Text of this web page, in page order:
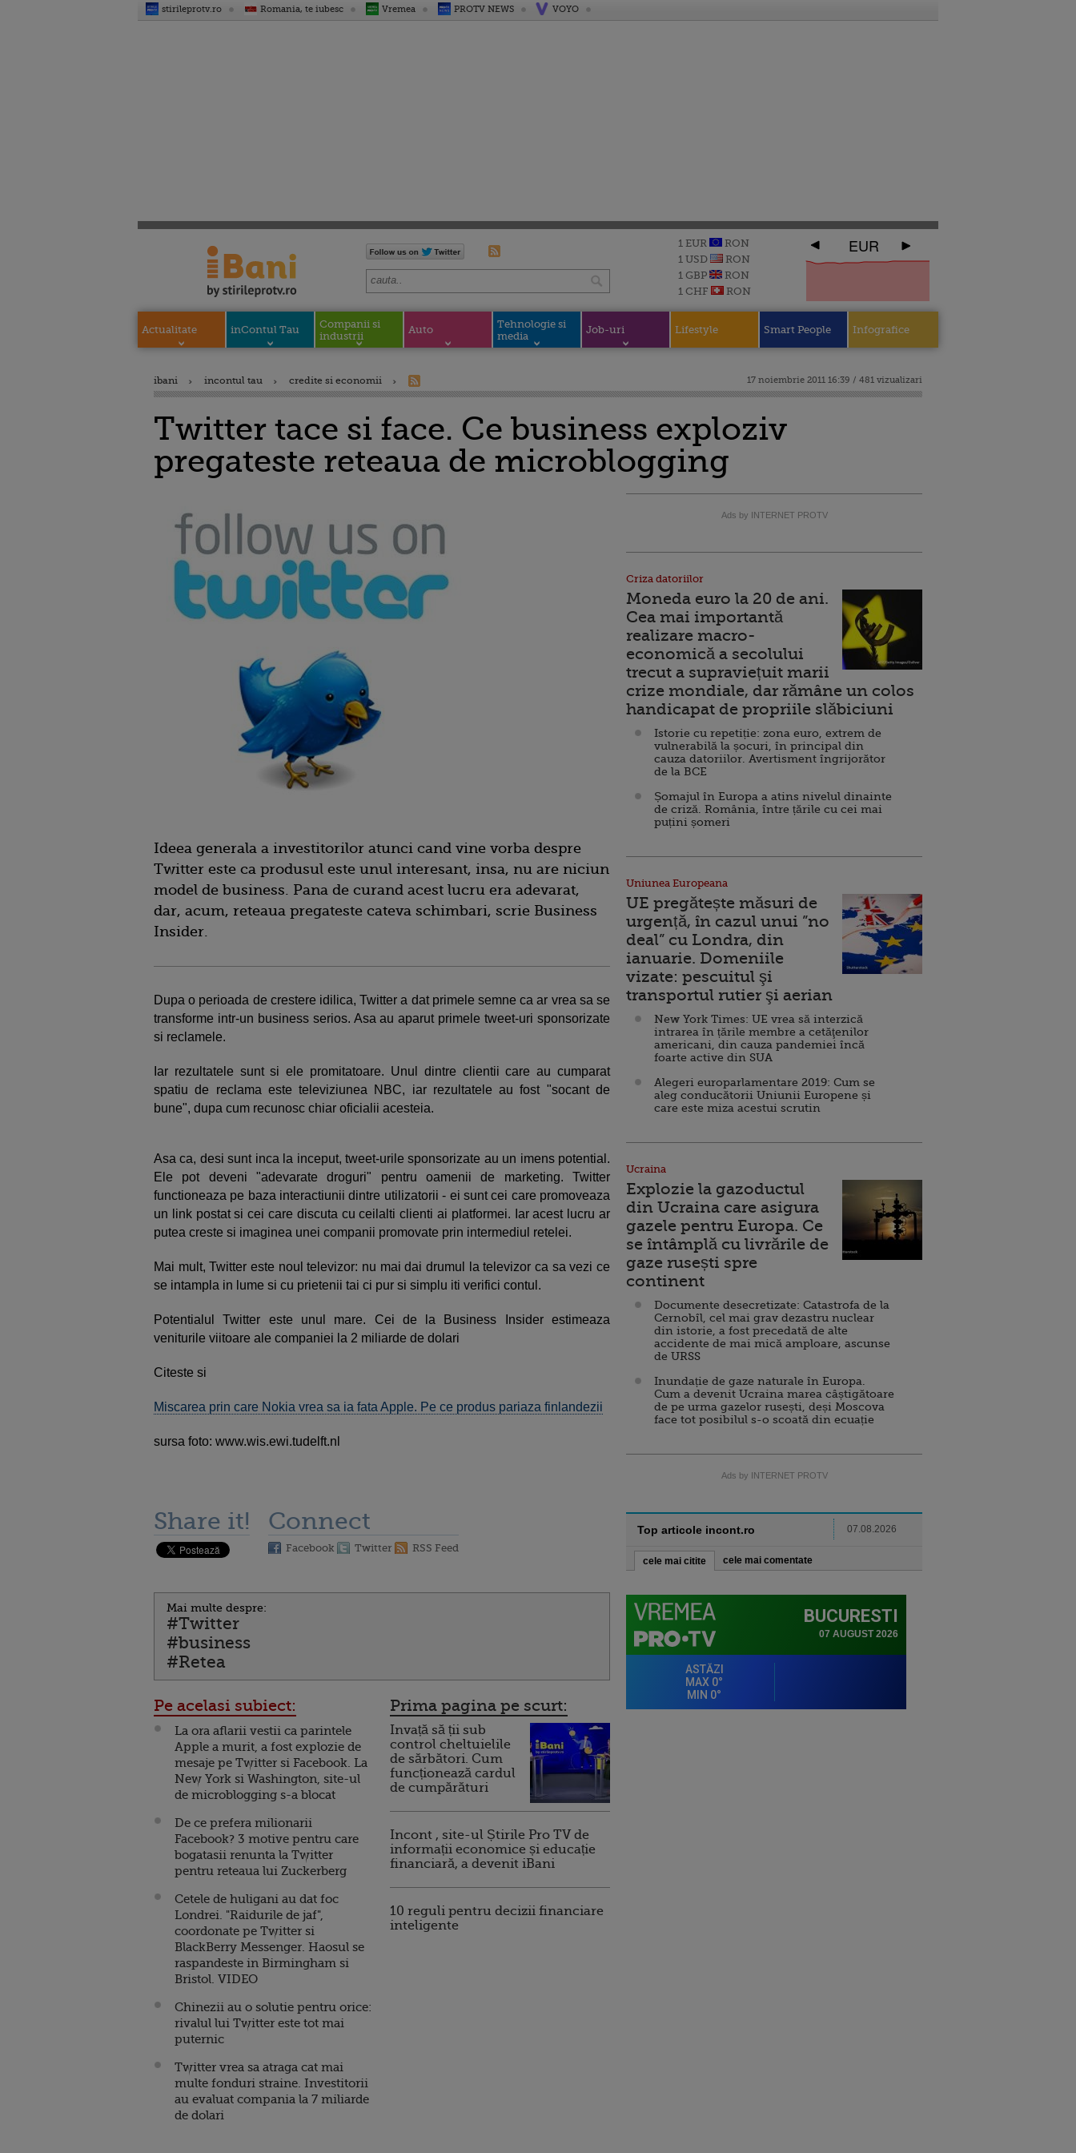
stirileprotv.ro Romania, te iubesc Vremea PROTV NEWS VOYO
1 EUR
RON
1 USD
RON
1 GBP
RON
1 CHF
RON
EUR
Actualitate inContul Tau
Companii si
industrii
Auto
Tehnologie si
media
Job-uri Lifestyle Smart People Infografice
ibani incontul tau credite si economii 17 noiembrie 2011 16:39 / 481 vizualizari
Twitter tace si face. Ce business exploziv
pregateste reteaua de microblogging
Ideea generala a investitorilor atunci cand vine vorba despre
Twitter este ca produsul este unul interesant, insa, nu are niciun
model de business. Pana de curand acest lucru era adevarat,
dar, acum, reteaua pregateste cateva schimbari, scrie Business
Insider.
Dupa o perioada de crestere idilica, Twitter a dat primele semne ca ar vrea sa se
transforme intr-un business serios. Asa au aparut primele tweet-uri sponsorizate
si reclamele.
Iar rezultatele sunt si ele promitatoare. Unul dintre clientii care au cumparat
spatiu de reclama este televiziunea NBC, iar rezultatele au fost "socant de
bune", dupa cum recunosc chiar oficialii acesteia.
Asa ca, desi sunt inca la inceput, tweet-urile sponsorizate au un imens potential.
Ele pot deveni "adevarate droguri" pentru oamenii de marketing. Twitter
functioneaza pe baza interactiunii dintre utilizatorii - ei sunt cei care promoveaza
un link postat si cei care discuta cu ceilalti clienti ai platformei. Iar acest lucru ar
putea creste si imaginea unei companii promovate prin intermediul retelei.
Mai mult, Twitter este noul televizor: nu mai dai drumul la televizor ca sa vezi ce
se intampla in lume si cu prietenii tai ci pur si simplu iti verifici contul.
Potentialul Twitter este unul mare. Cei de la Business Insider estimeaza
veniturile viitoare ale companiei la 2 miliarde de dolari
Citeste si
Miscarea prin care Nokia vrea sa ia fata Apple. Pe ce produs pariaza finlandezii
sursa foto: www.wis.ewi.tudelft.nl
Share it! Connect
Facebook Twitter RSS Feed
Mai multe despre:
#Twitter
#business
#Retea
Pe acelasi subiect:
La ora aflarii vestii ca parintele
Apple a murit, a fost explozie de
mesaje pe Twitter si Facebook. La
New York si Washington, site-ul
de microblogging s-a blocat
De ce prefera milionarii
Facebook? 3 motive pentru care
bogatasii renunta la Twitter
pentru reteaua lui Zuckerberg
Cetele de huligani au dat foc
Londrei. "Raidurile de jaf",
coordonate pe Twitter si
BlackBerry Messenger. Haosul se
raspandeste in Birmingham si
Bristol. VIDEO
Chinezii au o solutie pentru orice:
rivalul lui Twitter este tot mai
puternic
Twitter vrea sa atraga cat mai
multe fonduri straine. Investitorii
au evaluat compania la 7 miliarde
de dolari
Prima pagina pe scurt:
Invață să ții sub
control cheltuielile
de sărbători. Cum
funcționează cardul
de cumpărături
Incont , site-ul Știrile Pro TV de
informații economice și educație
financiară, a devenit iBani
10 reguli pentru decizii financiare
inteligente
Ads by INTERNET PROTV
Criza datoriilor
Moneda euro la 20 de ani.
Cea mai importantă
realizare macro-
economică a secolului
trecut a supraviețuit marii
crize mondiale, dar rămâne un colos
handicapat de propriile slăbiciuni
Istorie cu repetiție: zona euro, extrem de
vulnerabilă la șocuri, în principal din
cauza datoriilor. Avertisment îngrijorător
de la BCE
Șomajul în Europa a atins nivelul dinainte
de criză. România, între țările cu cei mai
puțini șomeri
Uniunea Europeana
UE pregătește măsuri de
urgență, în cazul unui ”no
deal” cu Londra, din
ianuarie. Domeniile
vizate: pescuitul şi
transportul rutier şi aerian
New York Times: UE vrea să interzică
intrarea în țările membre a cetăţenilor
americani, din cauza pandemiei încă
foarte active din SUA
Alegeri europarlamentare 2019: Cum se
aleg conducătorii Uniunii Europene și
care este miza acestui scrutin
Ucraina
Explozie la gazoductul
din Ucraina care asigura
gazele pentru Europa. Ce
se întâmplă cu livrările de
gaze rusești spre
continent
Documente desecretizate: Catastrofa de la
Cernobîl, cel mai grav dezastru nuclear
din istorie, a fost precedată de alte
accidente de mai mică amploare, ascunse
de URSS
Inundație de gaze naturale în Europa.
Cum a devenit Ucraina marea câștigătoare
de pe urma gazelor rusești, deși Moscova
face tot posibilul s-o scoată din ecuație
Ads by INTERNET PROTV
Top articole incont.ro 07.08.2026
cele mai citite cele mai comentate